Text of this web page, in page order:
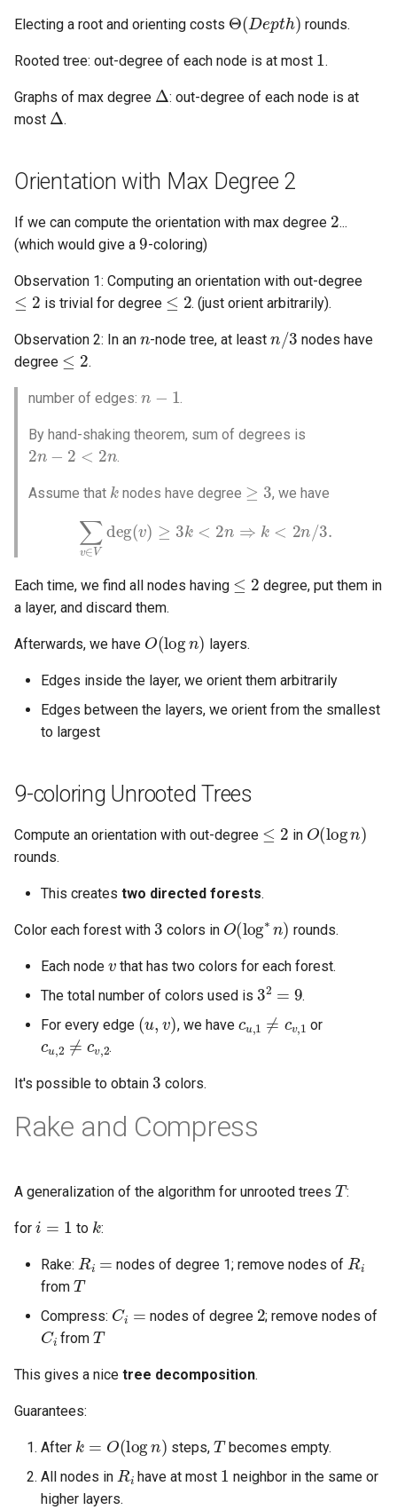
Electing a root and orienting costs
Θ (De h)
rounds.
Rooted tree: out-degree of each node is at most
1
.
Graphs of max degree
Δ
: out-degree of each node is at
most
Δ
.
Orientation with Max Degree 2
If we can compute the orientation with max degree
2
...
(which would give a
9
-coloring)
Observation 1: Computing an orientation with out-degree
≤2
is trivial for degree
≤2
. (just orient arbitrarily).
Observation 2: In an -node tree, at least
/3
nodes have
degree
≤2
.
number of edges: .
By hand-shaking theorem, sum of degrees is
2n −2<2n
.
Assume that
k
nodes have degree
≥
, we have
∑ v V deg v)≥ < k n/
Each time, we find all nodes having
2
degree, put them in
a layer, and discard them.
Afterwards, we have
O (log
layers.
Edges inside the layer, we orient them arbitrarily
Edges between the layers, we orient from the smallest
to largest
9-coloring Unrooted Trees
Compute an orientation with out-degree
2
in
O(log
rounds.
This creates two directed forests.
Color each forest with
3
colors in
O(log ∗ n)
rounds.
Each node
that has two colors for each forest.
The total number of colors used is
32
.
For every edge
(
, we have
≠
or
c u, 2 ≠cv 2
.
It's possible to obtain
3
colors.
Rake and Compress
A generalization of the algorithm for unrooted trees
T
:
for
i=
to
k
:
Rake:
Ri
nodes of degree 1; remove nodes of
Ri
from
T
Compress:
Ci
nodes of degree
2
; remove nodes of
Ci
from
T
This gives a nice tree decomposition.
Guarantees:
After
k log
steps,
T
becomes empty.
All nodes in
Ri
have at most
1
neighbor in the same or
higher layers.